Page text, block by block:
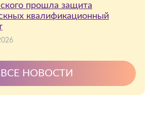
прошла защита
квалификационный
ВСЕ НОВОСТИ